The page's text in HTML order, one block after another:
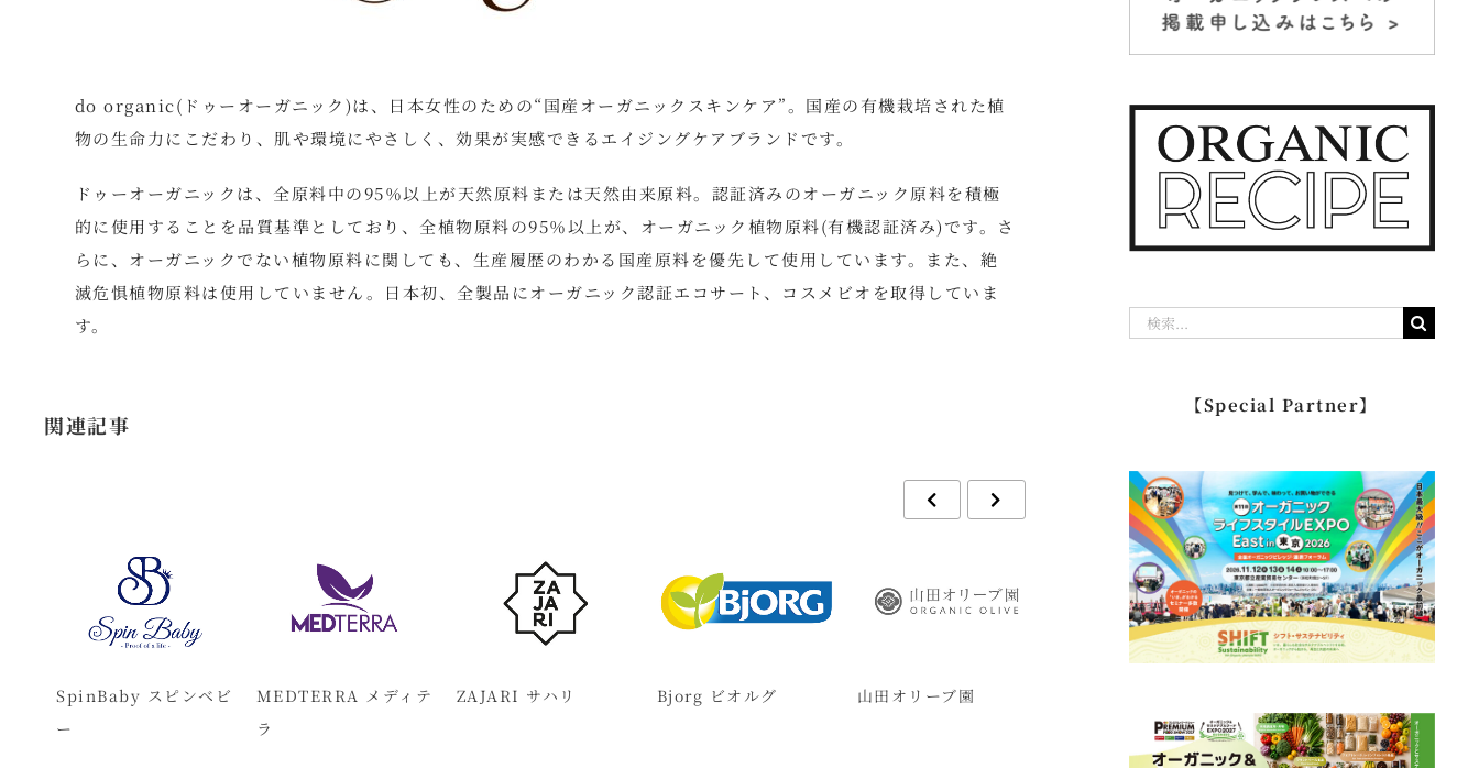
do organic(ドゥーオーガニック)は、日本女性のための“国産オーガニックスキンケア”。国産の有機栽培された植
物の生命力にこだわり、肌や環境にやさしく、効果が実感できるエイジングケアブランドです。
ドゥーオーガニックは、全原料中の95％以上が天然原料または天然由来原料。認証済みのオーガニック原料を積極
的に使用することを品質基準としており、全植物原料の95％以上が、オーガニック植物原料(有機認証済み)です。さ
らに、オーガニックでない植物原料に関しても、生産履歴のわかる国産原料を優先して使用しています。また、絶
滅危惧植物原料は使用していません。日本初、全製品にオーガニック認証エコサート、コスメビオを取得していま
す。
関連記事
SpinBaby スピンベビ
ー
MEDTERRA メディテ
ラ
ZAJARI サハリ Bjorg ビオルグ 山田オリーブ園
ー
【Special Partner】